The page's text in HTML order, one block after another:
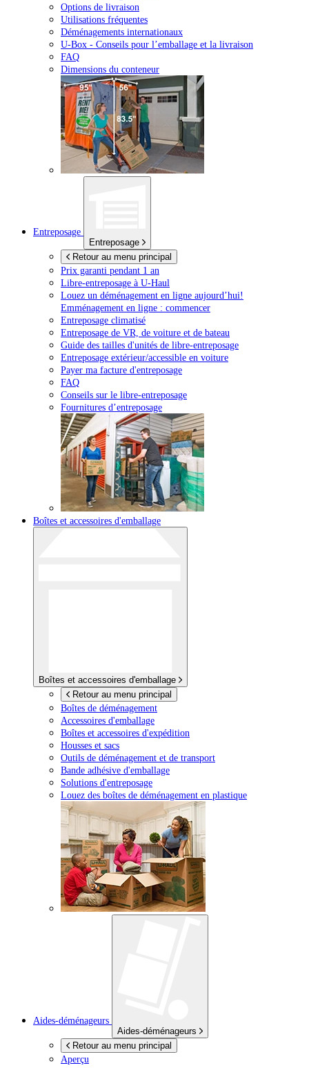
Options de livraison
Utilisations fréquentes
Déménagements internationaux
U-Box - Conseils pour l’emballage et la livraison
FAQ
Dimensions du conteneur
Entreposage
Entreposage
Retour au menu principal
Prix garanti pendant 1 an
Libre-entreposage à U-Haul
Louez un déménagement en ligne aujourd’hui!
Emménagement en ligne : commencer
Entreposage climatisé
Entreposage de VR, de voiture et de bateau
Guide des tailles d'unités de libre-entreposage
Entreposage extérieur/accessible en voiture
Payer ma facture d'entreposage
FAQ
Conseils sur le libre-entreposage
Fournitures d’entreposage
Boîtes et accessoires d'emballage
Boîtes et accessoires d'emballage
Retour au menu principal
Boîtes de déménagement
Accessoires d'emballage
Boîtes et accessoires d'expédition
Housses et sacs
Outils de déménagement et de transport
Bande adhésive d'emballage
Solutions d'entreposage
Louez des boîtes de déménagement en plastique
Aides-déménageurs
Aides-déménageurs
Retour au menu principal
Aperçu